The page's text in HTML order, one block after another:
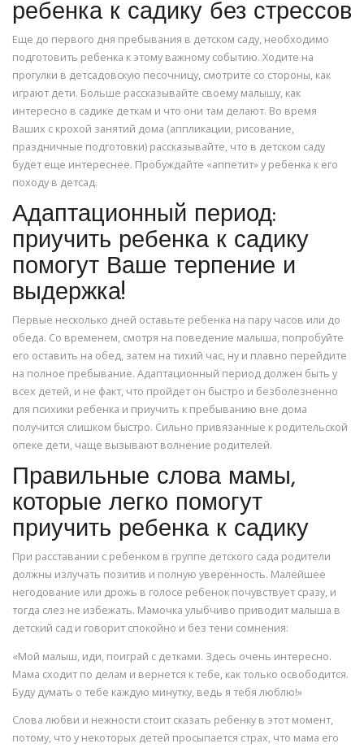
ребенка к садику без стрессов
Еще до первого дня пребывания в детском саду, необходимо
подготовить ребенка к этому важному событию. Ходите на
прогулки в детсадовскую песочницу, смотрите со стороны, как
играют дети. Больше рассказывайте своему малышу, как
интересно в садике деткам и что они там делают. Во время
Ваших с крохой занятий дома (аппликации, рисование,
праздничные подготовки) рассказывайте, что в детском саду
будет еще интереснее. Пробуждайте «аппетит» у ребенка к его
походу в детсад.
Адаптационный период:
приучить ребенка к садику
помогут Ваше терпение и
выдержка!
Первые несколько дней оставьте ребенка на пару часов или до
обеда. Со временем, смотря на поведение малыша, попробуйте
его оставить на обед, затем на тихий час, ну и плавно перейдите
на полное пребывание. Адаптационный период должен быть у
всех детей, и не факт, что пройдет он быстро и безболезненно
для психики ребенка и приучить к пребыванию вне дома
получится слишком быстро. Сильно привязанные к родительской
опеке дети, чаще вызывают волнение родителей.
Правильные слова мамы,
которые легко помогут
приучить ребенка к садику
При расставании с ребенком в группе детского сада родители
должны излучать позитив и полную уверенность. Малейшее
негодование или дрожь в голосе ребенок почувствует сразу, и
тогда слез не избежать. Мамочка улыбчиво приводит малыша в
детский сад и говорит спокойно и без тени сомнения:
«Мой малыш, иди, поиграй с детками. Здесь очень интересно.
Мама сходит по делам и вернется к тебе, как только освободится.
Буду думать о тебе каждую минутку, ведь я тебя люблю!»
Слова любви и нежности стоит сказать ребенку в этот момент,
потому, что у некоторых детей просыпается страх, что мама его